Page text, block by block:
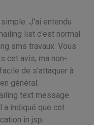
J'ai entendu
list c'est normal
sms travaux. Vous
cet avis, ma non-
de s'attaquer à
général.
text message
a indiqué que cet
in jsp.